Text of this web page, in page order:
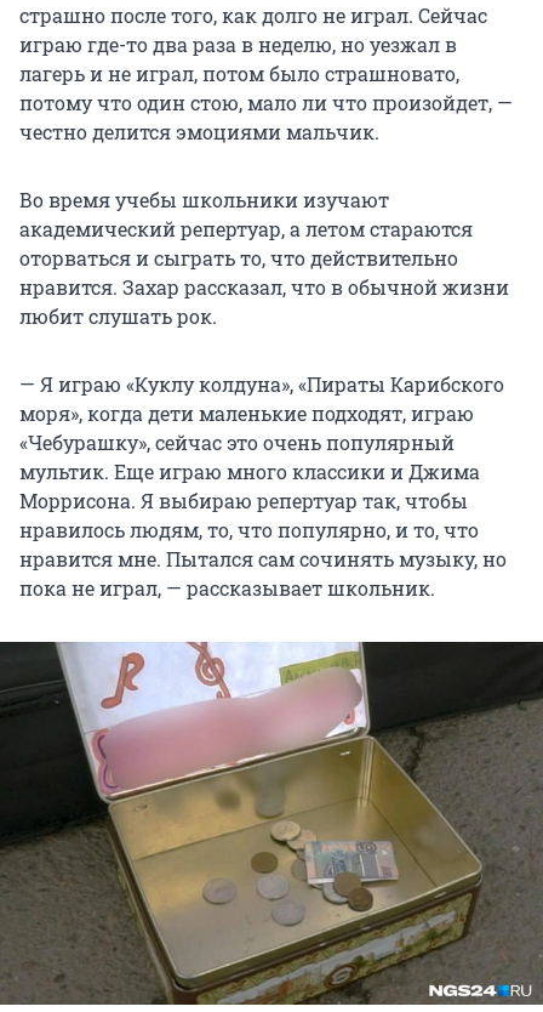
страшно после того, как долго не играл. Сейчас
играю где-то два раза в неделю, но уезжал в
лагерь и не играл, потом было страшновато,
потому что один стою, мало ли что произойдет, —
честно делится эмоциями мальчик.
Во время учебы школьники изучают
академический репертуар, а летом стараются
оторваться и сыграть то, что действительно
нравится. Захар рассказал, что в обычной жизни
любит слушать рок.
— Я играю «Куклу колдуна», «Пираты Карибского
моря», когда дети маленькие подходят, играю
«Чебурашку», сейчас это очень популярный
мультик. Еще играю много классики и Джима
Моррисона. Я выбираю репертуар так, чтобы
нравилось людям, то, что популярно, и то, что
нравится мне. Пытался сам сочинять музыку, но
пока не играл, — рассказывает школьник.